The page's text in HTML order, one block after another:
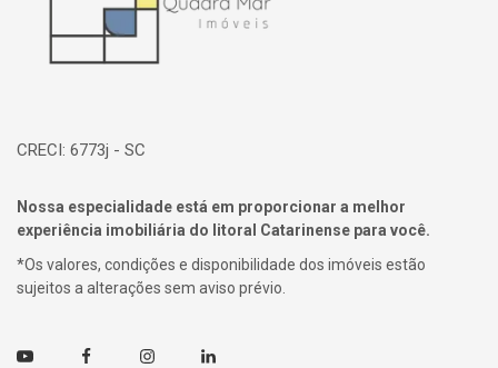
CRECI: 6773j - SC
Nossa especialidade está em proporcionar a melhor
experiência imobiliária do litoral Catarinense para você.
*Os valores, condições e disponibilidade dos imóveis estão
sujeitos a alterações sem aviso prévio.
Youtube FacebookInstagramLinkedin